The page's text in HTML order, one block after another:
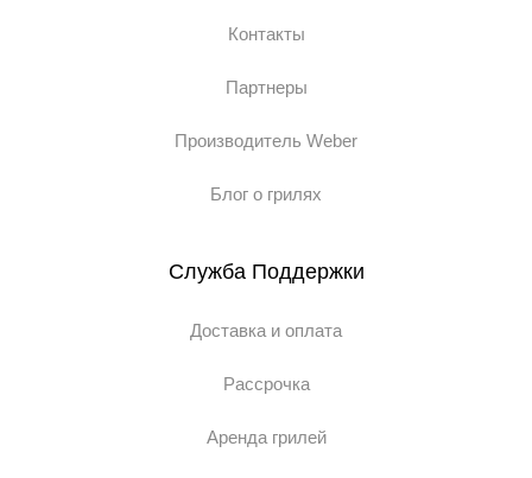
Контакты
Партнеры
Производитель Weber
Блог о грилях
Служба Поддержки
Доставка и оплата
Рассрочка
Аренда грилей